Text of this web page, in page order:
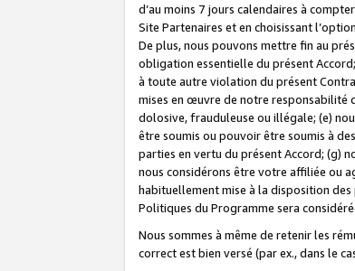
d’au moins 7 jours calendaires à
Site Partenaires et en choisissant
De plus, nous pouvons mettre fin au
obligation essentielle du présent
à toute autre violation du présent
mises en œuvre de notre responsabilité
dolosive, frauduleuse ou illégale; (e)
être soumis ou pouvoir être soumis à
parties en vertu du présent Accord; (g)
nous considérons être votre affiliée ou
habituellement mise à la disposition
Politiques du Programme sera
Nous sommes à même de retenir les
correct est bien versé (par ex., dans le